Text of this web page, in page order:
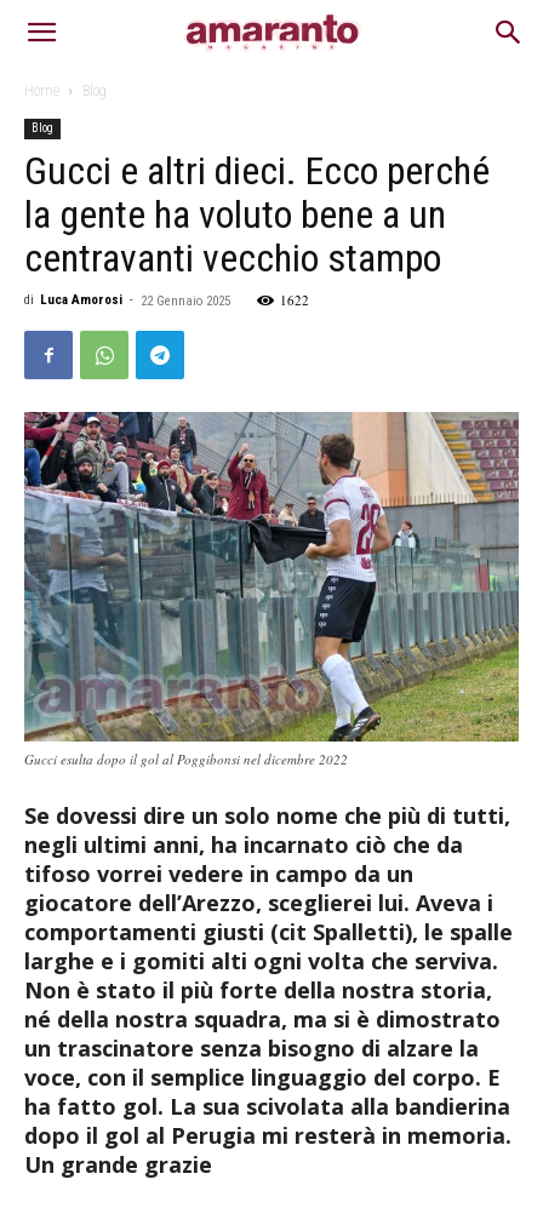
Home Blog
Blog
Gucci e altri dieci. Ecco perché
la gente ha voluto bene a un
centravanti vecchio stampo
di Luca Amorosi - 22 Gennaio 2025 1622
Gucci esulta dopo il gol al Poggibonsi nel dicembre 2022
Se dovessi dire un solo nome che più di tutti,
negli ultimi anni, ha incarnato ciò che da
tifoso vorrei vedere in campo da un
giocatore dell’Arezzo, sceglierei lui. Aveva i
comportamenti giusti (cit Spalletti), le spalle
larghe e i gomiti alti ogni volta che serviva.
Non è stato il più forte della nostra storia,
né della nostra squadra, ma si è dimostrato
un trascinatore senza bisogno di alzare la
voce, con il semplice linguaggio del corpo. E
ha fatto gol. La sua scivolata alla bandierina
dopo il gol al Perugia mi resterà in memoria.
Un grande grazie